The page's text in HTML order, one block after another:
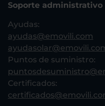
Soporte administrativo
Ayudas:
ayudas@emovili.com
Puntos de suministro:
Certificados: